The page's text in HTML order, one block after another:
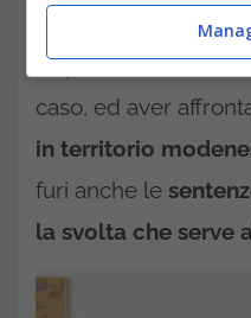
Dopo aver
caso, ed aver
in territorio
furi anche le
la svolta che serve